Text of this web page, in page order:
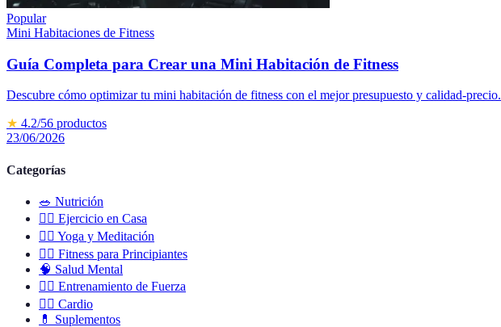
Popular
Mini Habitaciones de Fitness
Guía Completa para Crear una Mini Habitación de Fitness
Descubre cómo optimizar tu mini habitación de fitness con el mejor presupuesto y calidad-precio.
★ 4.2/56 productos
23/06/2026
Categorías
🥗 Nutrición
🏋️‍♀️ Ejercicio en Casa
🧘‍♀️ Yoga y Meditación
🚶‍♂️ Fitness para Principiantes
🧠 Salud Mental
🏋️‍♂️ Entrenamiento de Fuerza
🏃‍♀️ Cardio
💊
Suplementos